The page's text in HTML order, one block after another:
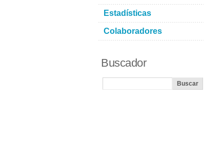
Estadísticas
Colaboradores
Buscador